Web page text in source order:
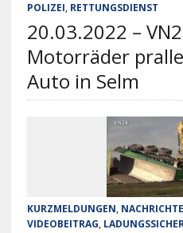
POLIZEI, RETTUNGSDIENST
20.03.2022 –
Motorräder
Auto in Selm
KURZMELDUNGEN,
VIDEOBEITRAG,